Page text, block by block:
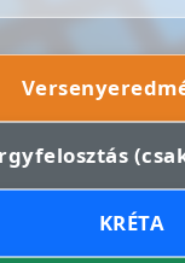
KRÉTA